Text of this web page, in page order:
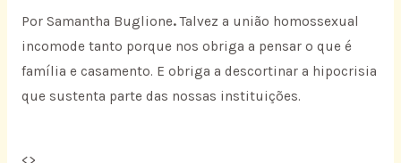
Por Samantha Buglione.Talvez a união homossexual
incomode tanto porque nos obriga a pensar o que é
família e casamento. E obriga a descortinar a hipocrisia
que sustenta parte das nossas instituições.